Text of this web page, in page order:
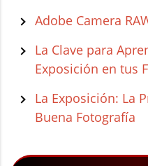
Adobe Camera
La Clave para
Exposición en tus
La Exposición: La
Buena Fotografía